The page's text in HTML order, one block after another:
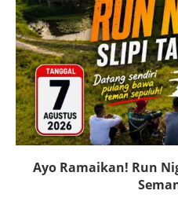
Ayo Ramaikan! Run